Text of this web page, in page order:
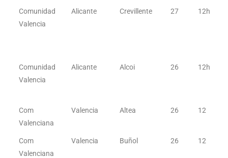
Comunidad
Valencia
Alicante Crevillente 27 12h
Comunidad
Valencia
Alicante Alcoi 26 12h
Com
Valenciana
Valencia Altea 26 12
Com
Valenciana
Valencia Buñol 26 12